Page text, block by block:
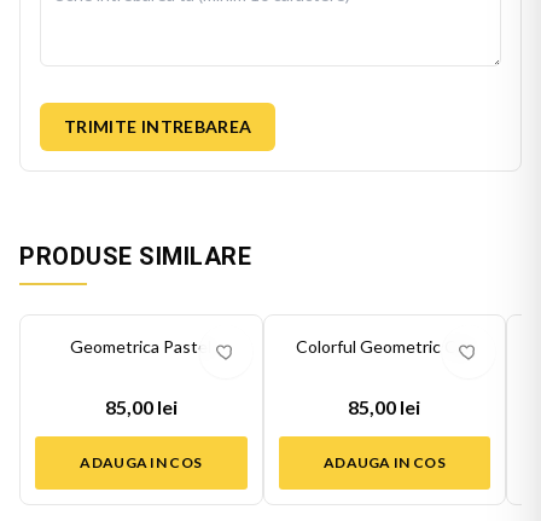
TRIMITE INTREBAREA
PRODUSE SIMILARE
Geometrica Pastel
85,00 lei
ADAUGA IN COS
Colorful Geometric Cat
85,00 lei
ADAUGA IN COS